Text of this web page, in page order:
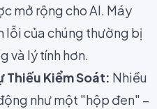
mở rộng cho AI. Máy
lỗi của chúng thường bị
và lý tính hơn.
Thiếu Kiểm Soát: Nhiều
như một "hộp đen" –